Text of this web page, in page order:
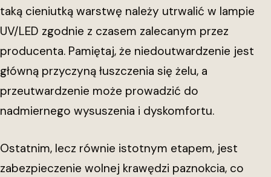
taką cieniutką warstwę należy utrwalić w lampie
UV/LED zgodnie z czasem zalecanym przez
producenta. Pamiętaj, że niedoutwardzenie jest
główną przyczyną łuszczenia się żelu, a
przeutwardzenie może prowadzić do
nadmiernego wysuszenia i dyskomfortu.
Ostatnim, lecz równie istotnym etapem, jest
zabezpieczenie wolnej krawędzi paznokcia, co